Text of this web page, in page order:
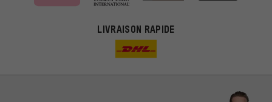
LIVRAISON RAPIDE